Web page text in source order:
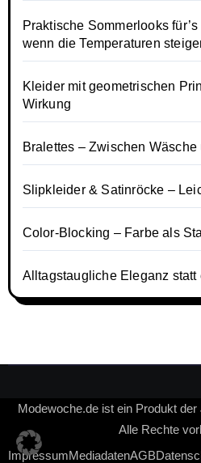
Praktische Sommerlooks
wenn die Temperaturen
Kleider mit geometrischen
Wirkung
Bralettes – Zwischen
Slipkleider & Satinröcke –
Color-Blocking – Farbe als
Alltagstaugliche Eleganz statt
Modewoche.de ist ein Produkt
Alle Rechte
ImpressumMediadatenAGB